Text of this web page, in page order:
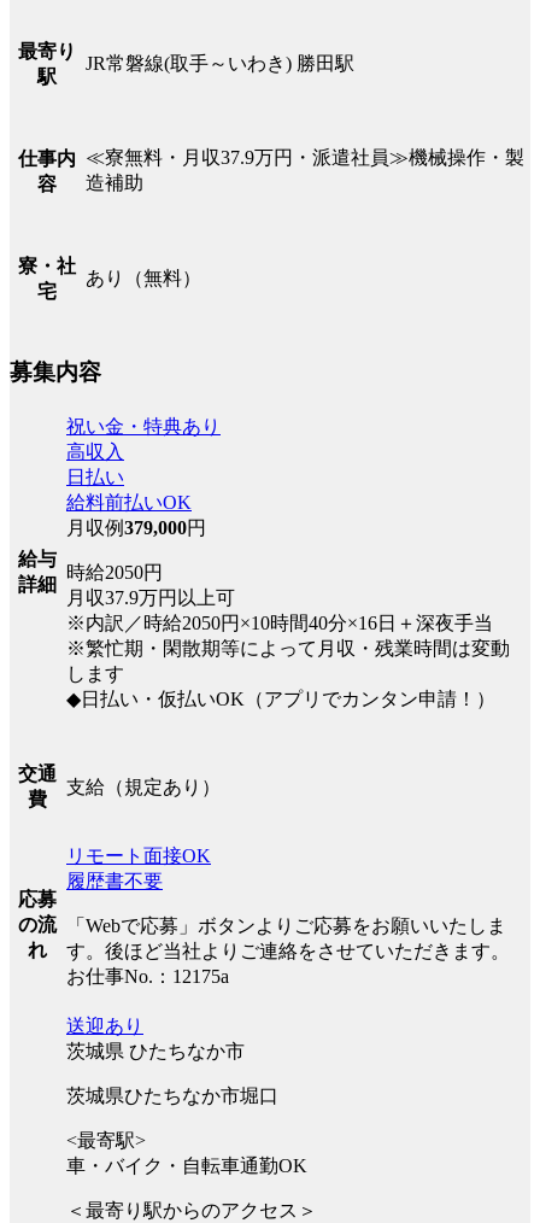
最寄り
駅
JR常磐線(取手～いわき) 勝田駅
仕事内
容
≪寮無料・月収37.9万円・派遣社員≫機械操作・製
造補助
寮・社
宅
あり（無料）
募集内容
給与
詳細
祝い金・特典あり
高収入
日払い
給料前払いOK
月収例379,000円
時給2050円
月収37.9万円以上可
※内訳／時給2050円×10時間40分×16日＋深夜手当
※繁忙期・閑散期等によって月収・残業時間は変動
します
◆日払い・仮払いOK（アプリでカンタン申請！）
交通
費
支給（規定あり）
応募
の流
れ
リモート面接OK
履歴書不要
「Webで応募」ボタンよりご応募をお願いいたしま
す。後ほど当社よりご連絡をさせていただきます。
お仕事No.：12175a
送迎あり
茨城県 ひたちなか市
茨城県ひたちなか市堀口
<最寄駅>
車・バイク・自転車通勤OK
＜最寄り駅からのアクセス＞